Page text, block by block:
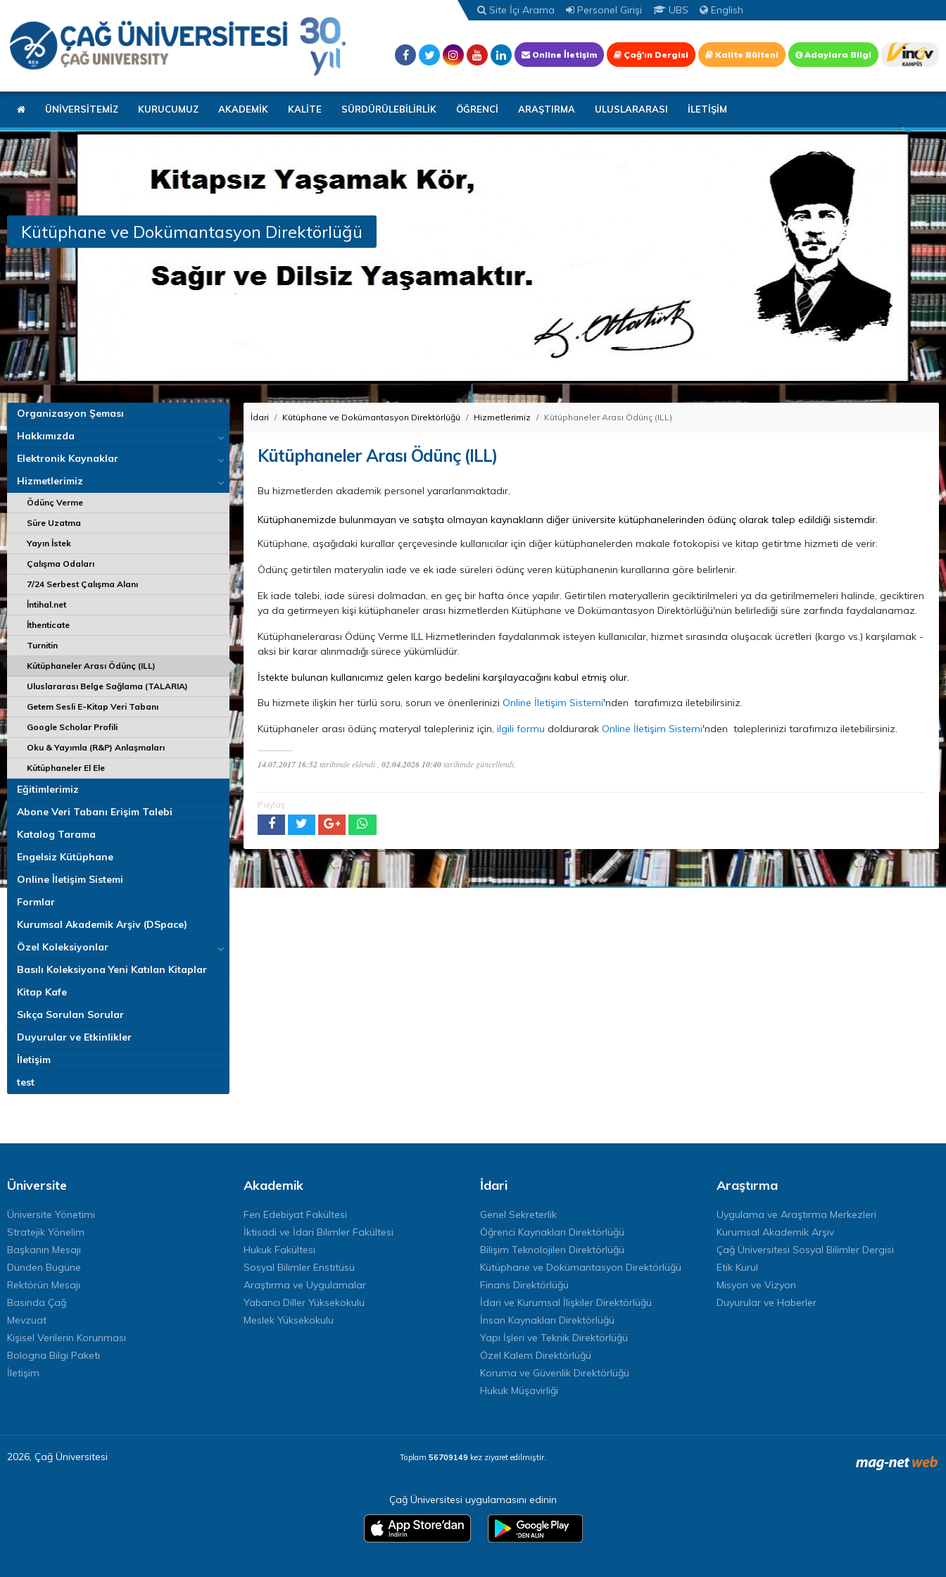
Site İçi Arama Personel Girişi UBS English
Online İletişim Çağ'ın Dergisi Kalite Bülteni Adaylara Bilgi
ÜNİVERSİTEMİZ KURUCUMUZ AKADEMİK KALİTE SÜRDÜRÜLEBİLİRLİK ÖĞRENCİ ARAŞTIRMA ULUSLARARASI İLETİŞİM
Kütüphane ve Dokümantasyon Direktörlüğü
Organizasyon Şeması
Hakkımızda
Elektronik Kaynaklar
Hizmetlerimiz
Ödünç Verme
Süre Uzatma
Yayın İstek
Çalışma Odaları
7/24 Serbest Çalışma Alanı
İntihal.net
İthenticate
Turnitin
Kütüphaneler Arası Ödünç (ILL)
Uluslararası Belge Sağlama (TALARIA)
Getem Sesli E-Kitap Veri Tabanı
Google Scholar Profili
Oku & Yayımla (R&P) Anlaşmaları
Kütüphaneler El Ele
Eğitimlerimiz
Abone Veri Tabanı Erişim Talebi
Katalog Tarama
Engelsiz Kütüphane
Online İletişim Sistemi
Formlar
Kurumsal Akademik Arşiv (DSpace)
Özel Koleksiyonlar
Basılı Koleksiyona Yeni Katılan Kitaplar
Kitap Kafe
Sıkça Sorulan Sorular
Duyurular ve Etkinlikler
İletişim
test
İdari Kütüphane ve Dokümantasyon Direktörlüğü Hizmetlerimiz Kütüphaneler Arası Ödünç (ILL)
Kütüphaneler Arası Ödünç (ILL)
Bu hizmetlerden akademik personel yararlanmaktadır.
Kütüphanemizde bulunmayan ve satışta olmayan kaynakların diğer üniversite kütüphanelerinden ödünç olarak talep edildiği sistemdir.
Kütüphane, aşağıdaki kurallar çerçevesinde kullanıcılar için diğer kütüphanelerden makale fotokopisi ve kitap getirtme hizmeti de verir.
Ödünç getirtilen materyalin iade ve ek iade süreleri ödünç veren kütüphanenin kurallarına göre belirlenir.
Ek iade talebi, iade süresi dolmadan, en geç bir hafta önce yapılır. Getirtilen materyallerin geciktirilmeleri ya da getirilmemeleri halinde, geciktiren
ya da getirmeyen kişi kütüphaneler arası hizmetlerden Kütüphane ve Dokümantasyon Direktörlüğü'nün belirlediği süre zarfında faydalanamaz.
Kütüphanelerarası Ödünç Verme ILL Hizmetlerinden faydalanmak isteyen kullanıcılar, hizmet sırasında oluşacak ücretleri (kargo vs.) karşılamak -
aksi bir karar alınmadığı sürece yükümlüdür.
İstekte bulunan kullanıcımız gelen kargo bedelini karşılayacağını kabul etmiş olur.
Bu hizmete ilişkin her türlü soru, sorun ve önerilerinizi Online İletişim Sistemi'nden tarafımıza iletebilirsiniz.
Kütüphaneler arası ödünç materyal talepleriniz için, ilgili formu doldurarak Online İletişim Sistemi'nden taleplerinizi tarafımıza iletebilirsiniz.
14.07.2017 16:52tarihinde eklendi , 02.04.2026 10:40tarihinde güncellendi.
Paylaş
Üniversite
Üniversite Yönetimi
Stratejik Yönelim
Başkanın Mesajı
Dünden Bugüne
Rektörün Mesajı
Basında Çağ
Mevzuat
Kişisel Verilerin Korunması
Bologna Bilgi Paketi
İletişim
Akademik
Fen Edebiyat Fakültesi
İktisadi ve İdari Bilimler Fakültesi
Hukuk Fakültesi
Sosyal Bilimler Enstitüsü
Araştırma ve Uygulamalar
Yabancı Diller Yüksekokulu
Meslek Yüksekokulu
İdari
Genel Sekreterlik
Öğrenci Kaynakları Direktörlüğü
Bilişim Teknolojileri Direktörlüğü
Kütüphane ve Dokümantasyon Direktörlüğü
Finans Direktörlüğü
İdari ve Kurumsal İlişkiler Direktörlüğü
İnsan Kaynakları Direktörlüğü
Yapı İşleri ve Teknik Direktörlüğü
Özel Kalem Direktörlüğü
Koruma ve Güvenlik Direktörlüğü
Hukuk Müşavirliği
Araştırma
Uygulama ve Araştırma Merkezleri
Kurumsal Akademik Arşiv
Çağ Üniversitesi Sosyal Bilimler Dergisi
Etik Kurul
Misyon ve Vizyon
Duyurular ve Haberler
2026, Çağ Üniversitesi Toplam 56709149 kez ziyaret edilmiştir.
Çağ Üniversitesi uygulamasını edinin